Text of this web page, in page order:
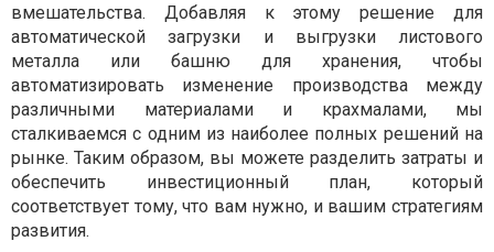
вмешательства. Добавляя к этому решение для
автоматической загрузки и выгрузки листового
металла или башню для хранения, чтобы
автоматизировать изменение производства между
различными материалами и крахмалами, мы
сталкиваемся с одним из наиболее полных решений на
рынке. Таким образом, вы можете разделить затраты и
обеспечить инвестиционный план, который
соответствует тому, что вам нужно, и вашим стратегиям
развития.